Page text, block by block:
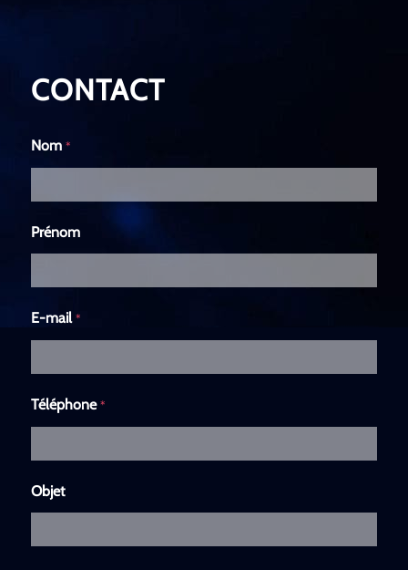
CONTACT
Nom *
Prénom
E-mail*
Téléphone*
Objet